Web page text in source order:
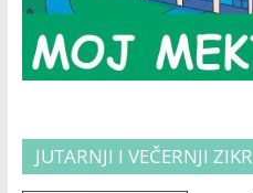
JUTARNJI I VEČERNJI ZIKR